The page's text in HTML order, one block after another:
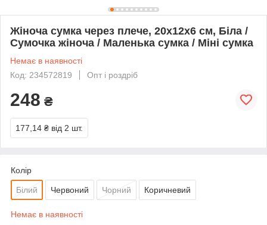
Жіноча сумка через плече, 20x12x6 см, Біла /
Сумочка жіноча / Маленька сумка / Міні сумка
Немає в наявності
Код: 234572819
Опт і роздріб
248 ₴
177,14 ₴ від 2 шт.
Колір
Білий Червоний Чорний Коричневий
Немає в наявності